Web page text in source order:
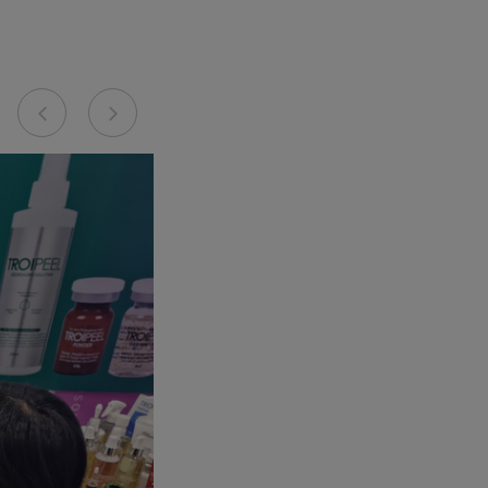
Previous